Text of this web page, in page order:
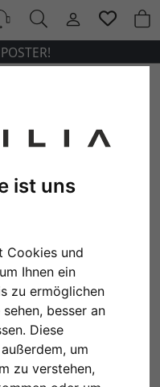
ist uns
Cookies und
Ihnen ein
zu ermöglichen
besser an
Diese
um
zu verstehen,
POSTER!